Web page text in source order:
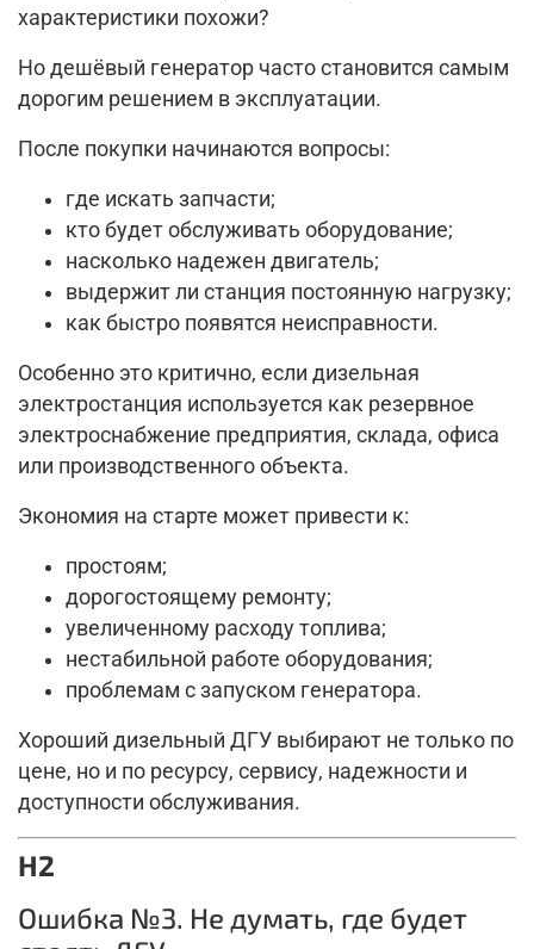
характеристики похожи?
Но дешёвый генератор часто становится самым
дорогим решением в эксплуатации.
После покупки начинаются вопросы:
где искать запчасти;
кто будет обслуживать оборудование;
насколько надежен двигатель;
выдержит ли станция постоянную нагрузку;
как быстро появятся неисправности.
Особенно это критично, если дизельная
электростанция используется как резервное
электроснабжение предприятия, склада, офиса
или производственного объекта.
Экономия на старте может привести к:
простоям;
дорогостоящему ремонту;
увеличенному расходу топлива;
нестабильной работе оборудования;
проблемам с запуском генератора.
Хороший дизельный ДГУ выбирают не только по
цене, но и по ресурсу, сервису, надежности и
доступности обслуживания.
H2
Ошибка №3. Не думать, где будет